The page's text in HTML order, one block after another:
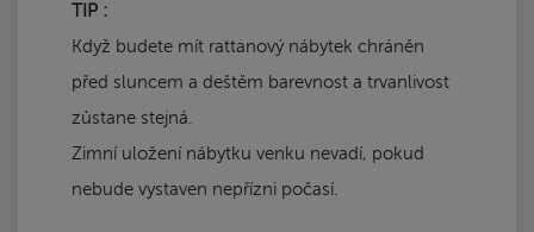
TIP :
Když budete mít rattanový nábytek chráněn
před sluncem a deštěm barevnost a trvanlivost
zůstane stejná.
Zimní uložení nábytku venku nevadí, pokud
nebude vystaven nepřízni počasí.